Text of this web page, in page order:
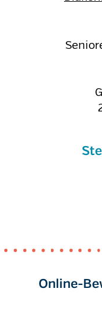
Online-